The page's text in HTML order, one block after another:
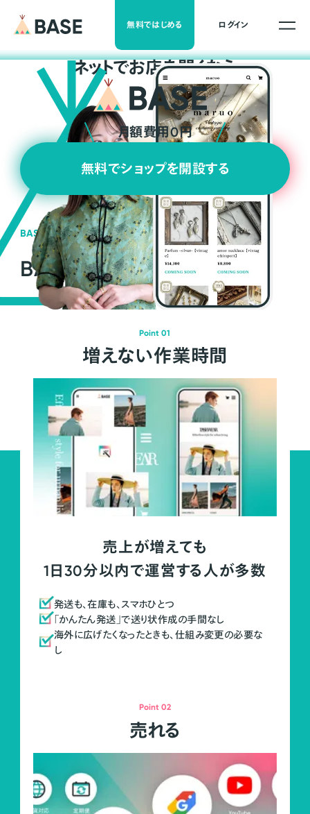
無料ではじめる ログイン
ネットでお店を開くなら
月額費用0円
無料でショップを開設する
BASEの強み
BASEが強い3つの理由
Point 01
増えない作業時間
売上が増えても
1日30分以内で運営する人が多数
発送も、在庫も、スマホひとつ
「かんたん発送」で送り状作成の手間なし
海外に広げたくなったときも、仕組み変更の必要な
し
Point 02
売れる